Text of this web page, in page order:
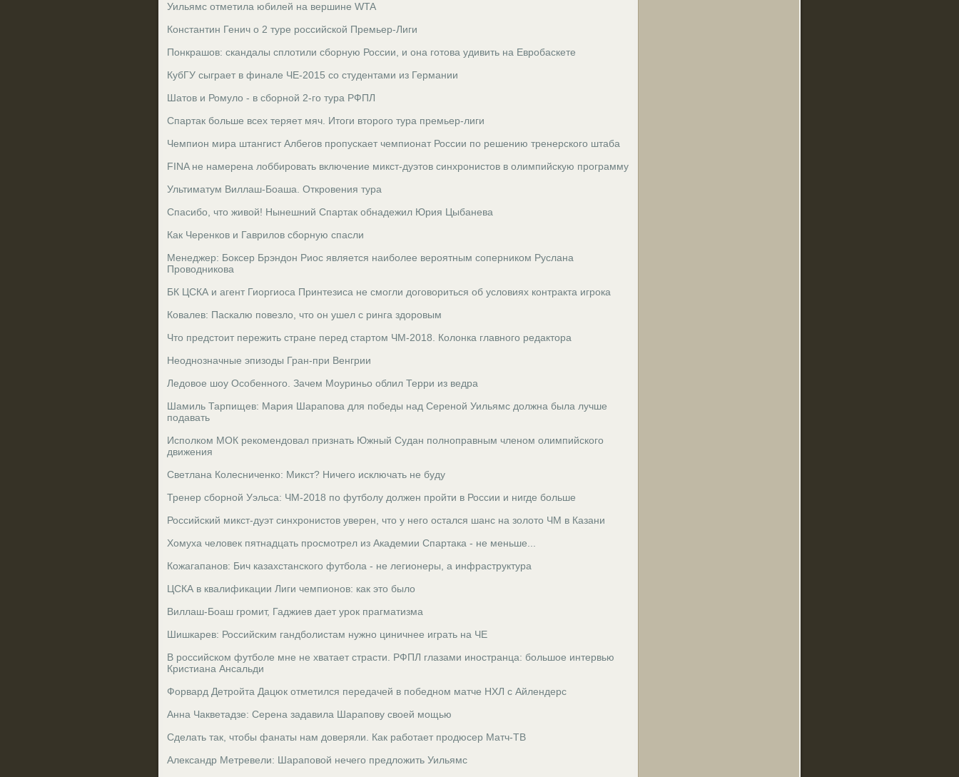
Уильямс отметила юбилей на вершине WTA
Константин Генич о 2 туре российской Премьер-Лиги
Понкрашов: скандалы сплотили сборную России, и она готова удивить на Евробаскете
КубГУ сыграет в финале ЧЕ-2015 со студентами из Германии
Шатов и Ромуло - в сборной 2-го тура РФПЛ
Спартак больше всех теряет мяч. Итоги второго тура премьер-лиги
Чемпион мира штангист Албегов пропускает чемпионат России по решению тренерского штаба
FINA не намерена лоббировать включение микст-дуэтов синхронистов в олимпийскую программу
Ультиматум Виллаш-Боаша. Откровения тура
Спасибо, что живой! Нынешний Спартак обнадежил Юрия Цыбанева
Как Черенков и Гаврилов сборную спасли
Менеджер: Боксер Брэндон Риос является наиболее вероятным соперником Руслана
Проводникова
БК ЦСКА и агент Гиоргиоса Принтезиса не смогли договориться об условиях контракта игрока
Ковалев: Паскалю повезло, что он ушел с ринга здоровым
Что предстоит пережить стране перед стартом ЧМ-2018. Колонка главного редактора
Неоднозначные эпизоды Гран-при Венгрии
Ледовое шоу Особенного. Зачем Моуриньо облил Терри из ведра
Шамиль Тарпищев: Мария Шарапова для победы над Сереной Уильямс должна была лучше
подавать
Исполком МОК рекомендовал признать Южный Судан полноправным членом олимпийского
движения
Светлана Колесниченко: Микст? Ничего исключать не буду
Тренер сборной Уэльса: ЧМ-2018 по футболу должен пройти в России и нигде больше
Российский микст-дуэт синхронистов уверен, что у него остался шанс на золото ЧМ в Казани
Хомуха человек пятнадцать просмотрел из Академии Спартака - не меньше...
Кожагапанов: Бич казахстанского футбола - не легионеры, а инфраструктура
ЦСКА в квалификации Лиги чемпионов: как это было
Виллаш-Боаш громит, Гаджиев дает урок прагматизма
Шишкарев: Российским гандболистам нужно циничнее играть на ЧЕ
В российском футболе мне не хватает страсти. РФПЛ глазами иностранца: большое интервью
Кристиана Ансальди
Форвард Детройта Дацюк отметился передачей в победном матче НХЛ с Айлендерс
Анна Чакветадзе: Серена задавила Шарапову своей мощью
Сделать так, чтобы фанаты нам доверяли. Как работает продюсер Матч-ТВ
Александр Метревели: Шараповой нечего предложить Уильямс